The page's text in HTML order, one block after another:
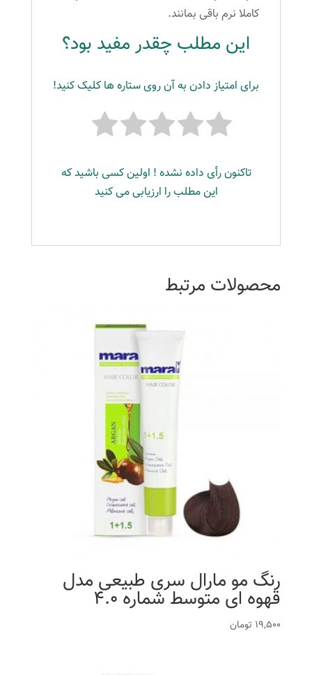
کاملا نرم باقی بمانند.
این مطلب چقدر مفید بود؟
برای امتیاز دادن به آن روی ستاره ها کلیک کنید!
تاکنون رأی داده نشده ! اولین کسی باشید که
این مطلب را ارزیابی می کنید
محصولات مرتبط
رنگ مو مارال سری طبیعی مدل
قهوه ای متوسط شماره 4.0
19,500 تومان